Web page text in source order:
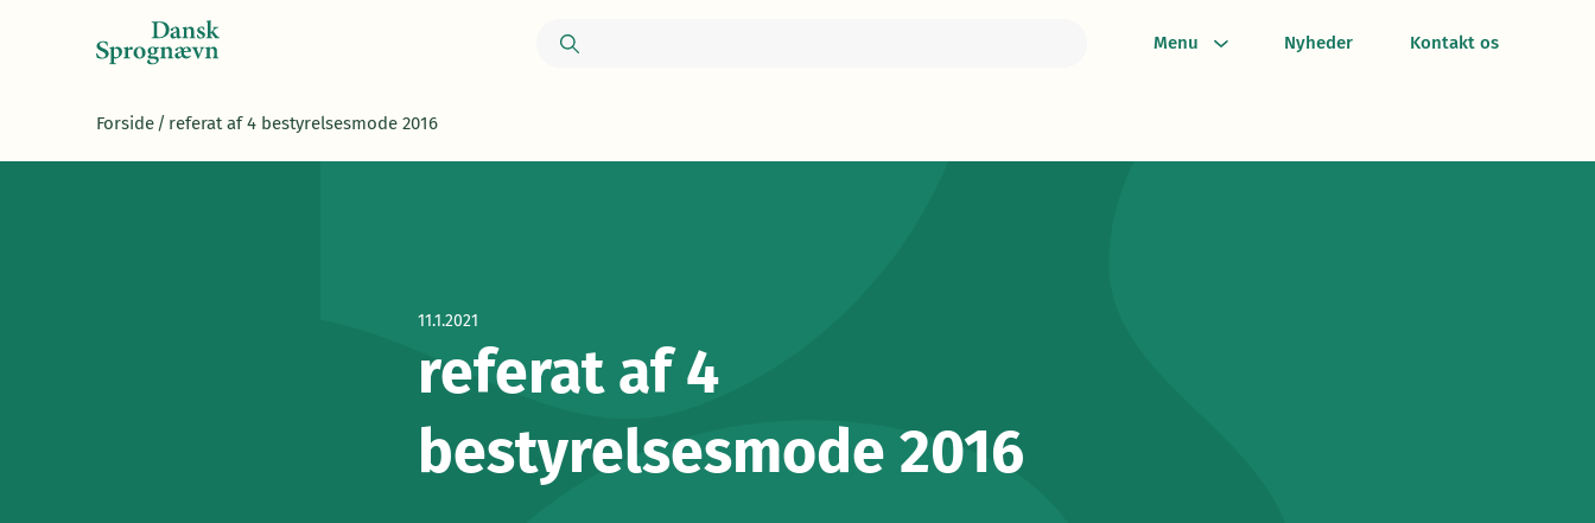
Menu Nyheder Kontakt os
Forside / referat af 4 bestyrelsesmode 2016
11.1.2021
referat af 4
bestyrelsesmode 2016